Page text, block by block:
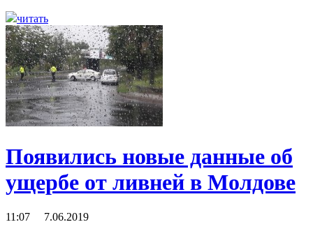
читать
Появились новые данные об
ущербе от ливней в Молдове
11:07 7.06.2019